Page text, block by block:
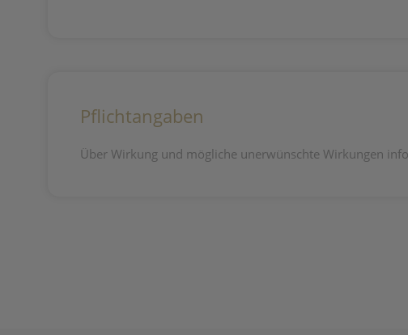
Pflichtangaben
Über Wirkung und mögliche unerwünschte Wirkungen